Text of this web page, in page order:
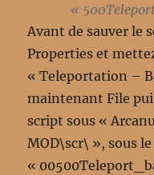
«
Avant de sauver le
Properties et
« Teleportation –
maintenant File
script sous «
MOD\scr\ », sous
«